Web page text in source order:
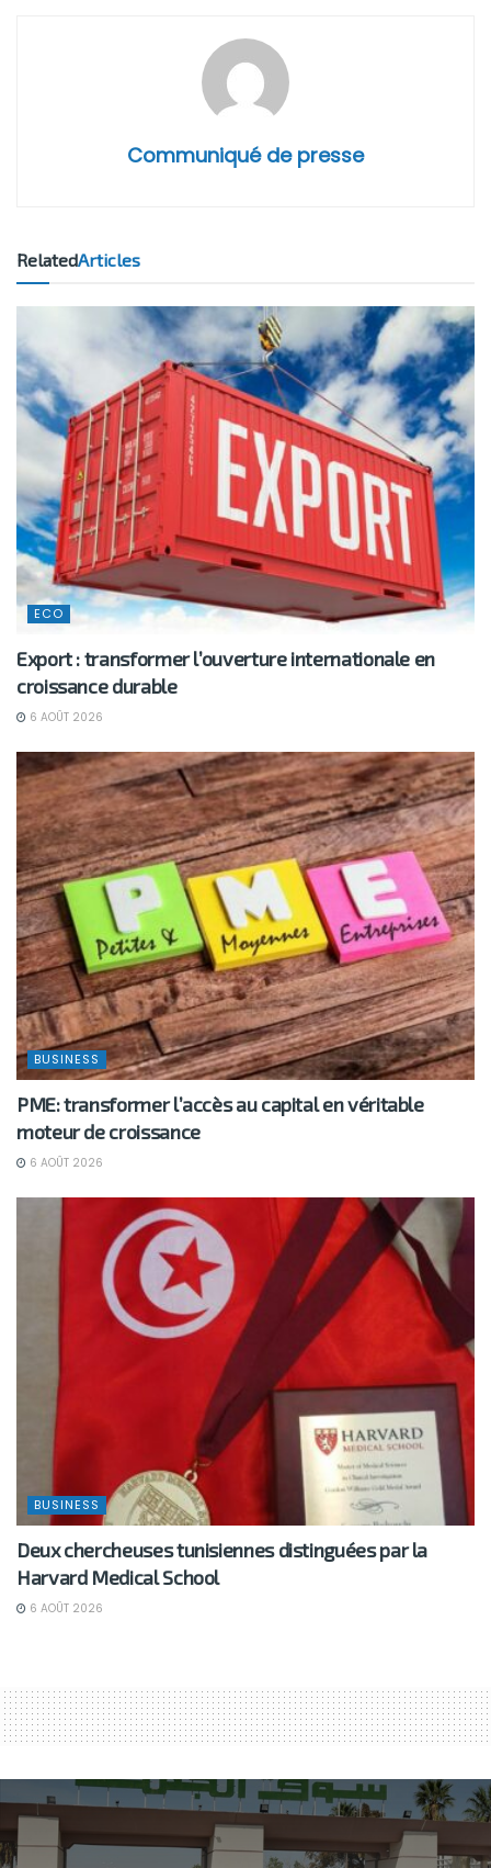
Communiqué de presse
RelatedArticles
ECO
Export : transformer l’ouverture internationale en
croissance durable
6 AOÛT 2026
BUSINESS
PME: transformer l’accès au capital en véritable
moteur de croissance
6 AOÛT 2026
BUSINESS
Deux chercheuses tunisiennes distinguées par la
Harvard Medical School
6 AOÛT 2026